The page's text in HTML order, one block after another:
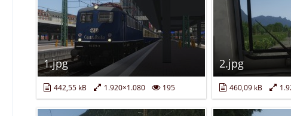
1.jpg
442,55 kB 1.920×1.080 195
2.jpg
460,09 kB